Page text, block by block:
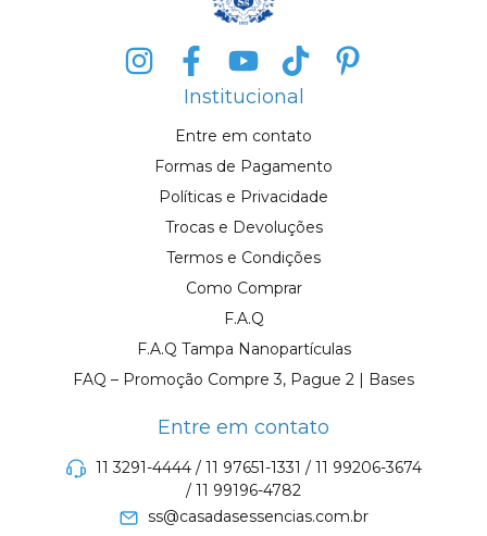
Institucional
Entre em contato
Formas de Pagamento
Políticas e Privacidade
Trocas e Devoluções
Termos e Condições
Como Comprar
F.A.Q
F.A.Q Tampa Nanopartículas
FAQ – Promoção Compre 3, Pague 2 | Bases
Entre em contato
11 3291-4444 / 11 97651-1331 / 11 99206-3674
/ 11 99196-4782
ss@casadasessencias.com.br